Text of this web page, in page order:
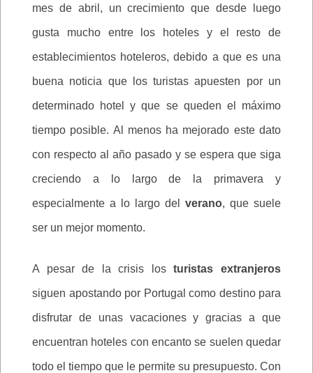
mes de abril, un crecimiento que desde luego
gusta mucho entre los hoteles y el resto de
establecimientos hoteleros, debido a que es una
buena noticia que los turistas apuesten por un
determinado hotel y que se queden el máximo
tiempo posible. Al menos ha mejorado este dato
con respecto al año pasado y se espera que siga
creciendo a lo largo de la primavera y
especialmente a lo largo del verano, que suele
ser un mejor momento.
A pesar de la crisis losturistas extranjeros
siguen apostando por Portugal como destino para
disfrutar de unas vacaciones y gracias a que
encuentran hoteles con encanto se suelen quedar
todo el tiempo que le permite su presupuesto. Con